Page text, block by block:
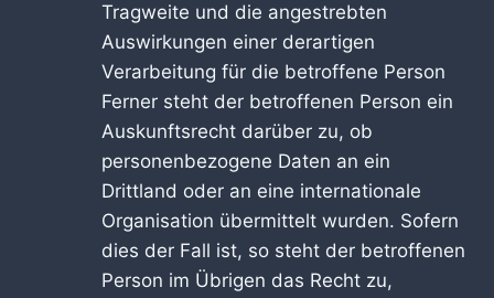
Tragweite und die angestrebten
Auswirkungen einer derartigen
Verarbeitung für die betroffene Person
Ferner steht der betroffenen Person ein
Auskunftsrecht darüber zu, ob
personenbezogene Daten an ein
Drittland oder an eine internationale
Organisation übermittelt wurden. Sofern
dies der Fall ist, so steht der betroffenen
Person im Übrigen das Recht zu,